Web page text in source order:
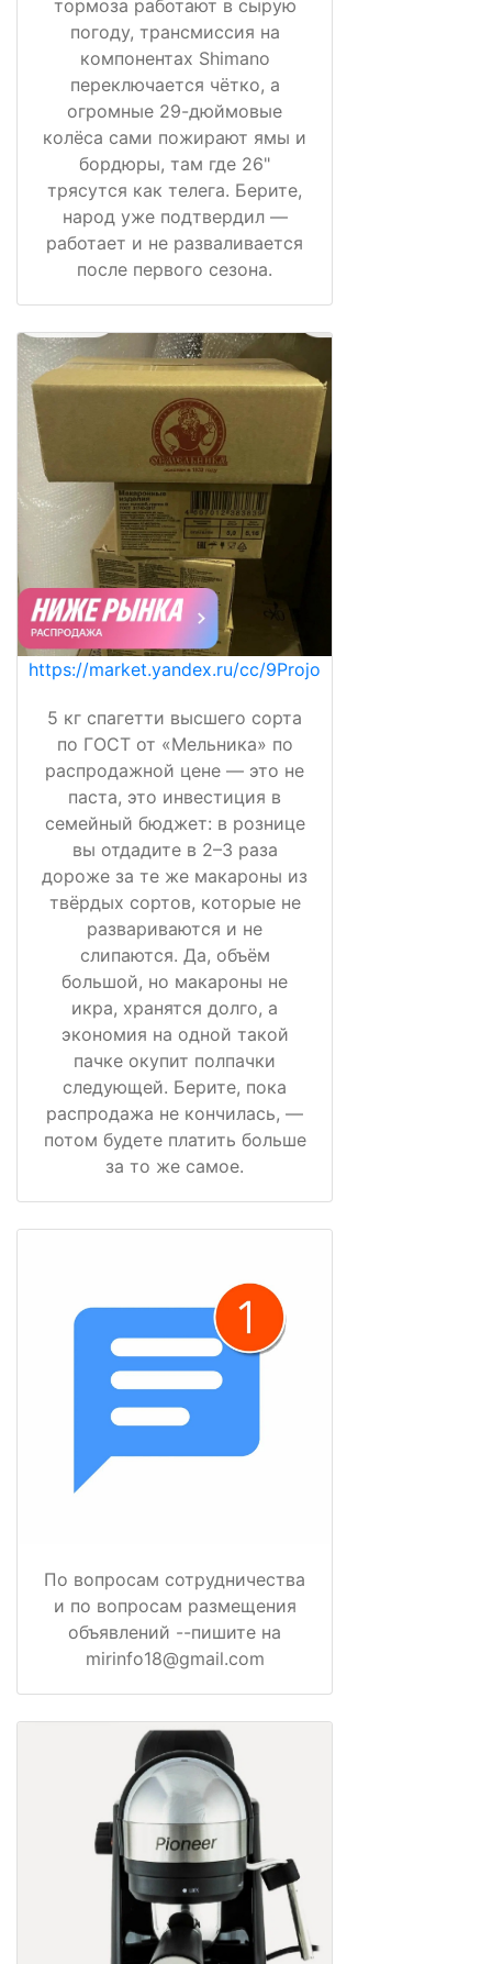
тормоза работают в сырую
погоду, трансмиссия на
компонентах Shimano
переключается чётко, а
огромные 29-дюймовые
колёса сами пожирают ямы и
бордюры, там где 26"
трясутся как телега. Берите,
народ уже подтвердил —
работает и не разваливается
после первого сезона.
https://market.yandex.ru/cc/9Projo
5 кг спагетти высшего сорта
по ГОСТ от «Мельника» по
распродажной цене — это не
паста, это инвестиция в
семейный бюджет: в рознице
вы отдадите в 2–3 раза
дороже за те же макароны из
твёрдых сортов, которые не
развариваются и не
слипаются. Да, объём
большой, но макароны не
икра, хранятся долго, а
экономия на одной такой
пачке окупит полпачки
следующей. Берите, пока
распродажа не кончилась, —
потом будете платить больше
за то же самое.
По вопросам сотрудничества
и по вопросам размещения
объявлений --пишите на
mirinfo18@gmail.com